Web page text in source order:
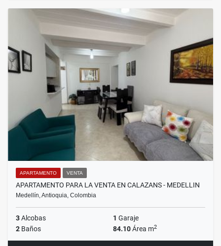
APARTAMENTO VENTA
APARTAMENTO PARA LA VENTA EN CALAZANS - MEDELLIN
Medellín, Antioquia, Colombia
3Alcobas 1 Garaje
2 Baños 84.10Área m2